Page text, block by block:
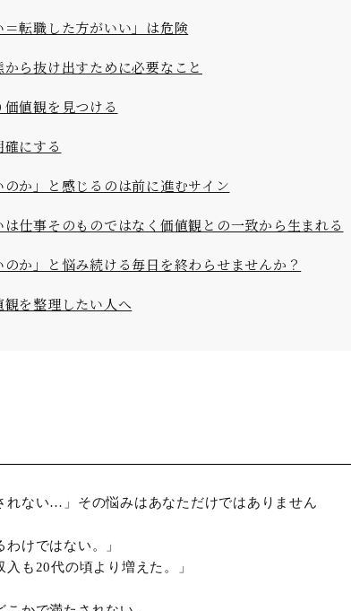
転職した方がいい」は危険
ら抜け出すために必要なこと
値観を見つける
にする
か」と感じるのは前に進むサイン
仕事そのものではなく価値観との一致から生まれる
か」と悩み続ける毎日を終わらせませんか？
を整理したい人へ
れない…」その悩みはあなただけではありません
けではない。」
も20代の頃より増えた。」